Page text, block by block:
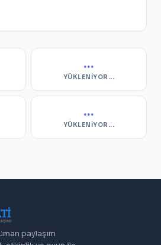
...
YÜKLENIYOR...
...
YÜKLENIYOR...
paylaşım